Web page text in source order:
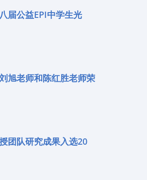
届公益EPI中学生光
旭老师和陈红胜老师荣
团队研究成果入选20